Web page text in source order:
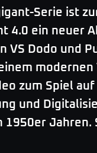
Serie ist
4.0 ein neuer
VS Dodo und
zum Spiel
und
1950er